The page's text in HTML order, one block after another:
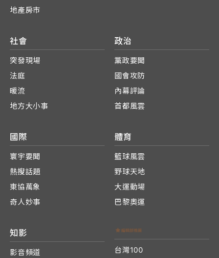
地產房市
社會
突發現場
法庭
暖流
地方大小事
政治
黨政要聞
國會攻防
內幕評論
首都風雲
國際
寰宇要聞
熱搜話題
東協萬象
奇人妙事
體育
籃球風雲
野球天地
大運動場
巴黎奧運
知影
影音頻道
台灣100